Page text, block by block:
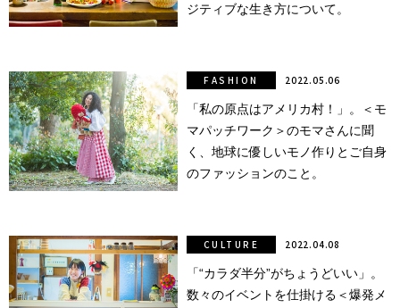
立ったら
行動
ザインを
する
筋トレ
の絵で
ツを作
りどり
文化
ジティブな生き方について。
「私の原点はアメリカ村！」。＜モ
マパッチワーク＞のモマさんに聞
く、地球に優しいモノ作りとご自身
のファッションのこと。
FASHION 2022.05.06
「“カラダ半分”がちょうどいい」。
数々のイベントを仕掛ける＜爆発メ
CULTURE 2022.04.08